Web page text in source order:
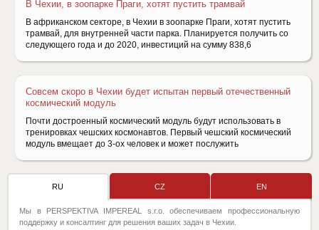
В Чехии, в зоопарке Праги, хотят пустить трамвай
В африканском секторе, в Чехии в зоопарке Праги, хотят пустить
трамвай, для внутренней части парка. Планируется получить со
следующего года и до 2020, инвестиций на сумму 838,6
Совсем скоро в Чехии будет испытан первый отечественный
космический модуль
Почти достроенный космический модуль будут использовать в
тренировках чешских космонавтов. Первый чешский космический
модуль вмещает до 3-ох человек и может послужить
RU CZ EN
Мы в PERSPEKTIVA IMPEREAL s.r.o. обеспечиваем профессиональную
поддержку и консалтинг для решения ваших задач в Чехии.